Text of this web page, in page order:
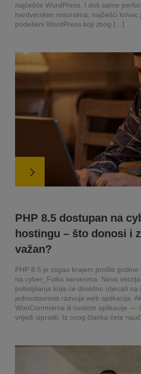
najčešće WordPress. I dok same
hardverskim resursima, najčešći krivac
podešeni WordPress koji zbog […]
PHP 8.5 dostupan na
hostingu – što donosi i
važan?
PHP 8.5 je stigao krajem prošle
na cyber_Folks serverima. Nova
poboljšanja koja će direktno utjecati na
jednostavnost razvoja web aplikacija.
WooCommerce ili custom aplikacije —
vrijedi ispratiti. Iz ovog članka ćete